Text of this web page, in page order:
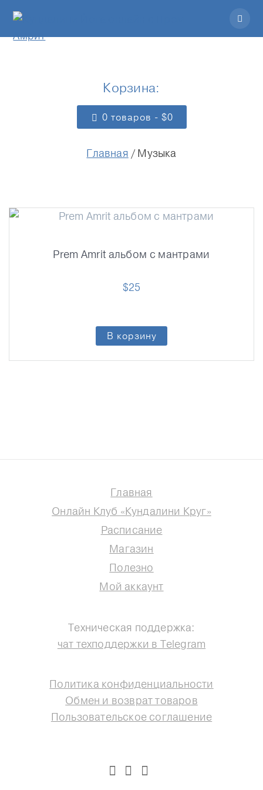
Корзина:
0 товаров - $0
Главная / Музыка
Prem Amrit альбом с мантрами
$25
В корзину
Главная
Онлайн Клуб «Кундалини Круг»
Расписание
Магазин
Полезно
Мой аккаунт
Техническая поддержка:
чат техподдержки в Telegram
Политика конфиденциальности
Обмен и возврат товаров
Пользовательское соглашение